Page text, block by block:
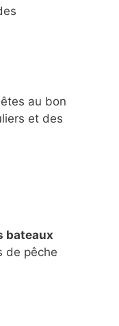
au bon
et des
bateaux
de pêche